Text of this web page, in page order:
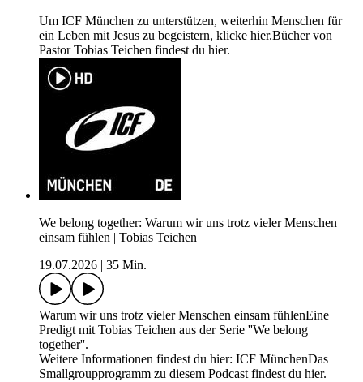
Um ICF München zu unterstützen, weiterhin Menschen für
ein Leben mit Jesus zu begeistern, klicke ⁠hier.⁠Bücher von
Pastor Tobias Teichen findest du ⁠hier⁠.
We belong together: Warum wir uns trotz vieler Menschen
einsam fühlen | Tobias Teichen
19.07.2026
35 Min.
Warum wir uns trotz vieler Menschen einsam fühlenEine
Predigt mit Tobias Teichen aus der Serie ''We belong
together''.
Weitere Informationen findest du hier: ICF MünchenDas
Smallgroupprogramm zu diesem Podcast findest du hier.